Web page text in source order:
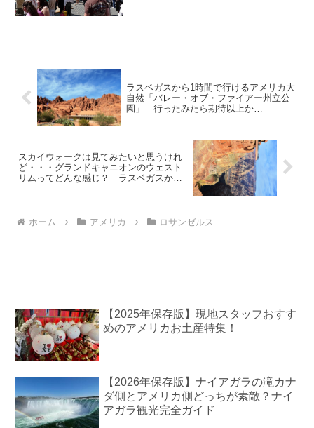
ラスベガスから1時間で行けるアメリカ大
自然「バレー・オブ・ファイアー州立公
園」 行ったみたら期待以上か
スカイウォークは見てみたいと思うけれ
ど・・・グランドキャニオンのウェスト
リムってどんな感じ？ ラスベガスから
ホーム アメリカ ロサンゼルス
【2025年保存版】現地スタッフおすす
めのアメリカお土産特集！
【2026年保存版】ナイアガラの滝カナ
ダ側とアメリカ側どっちが素敵？ナイ
アガラ観光完全ガイド